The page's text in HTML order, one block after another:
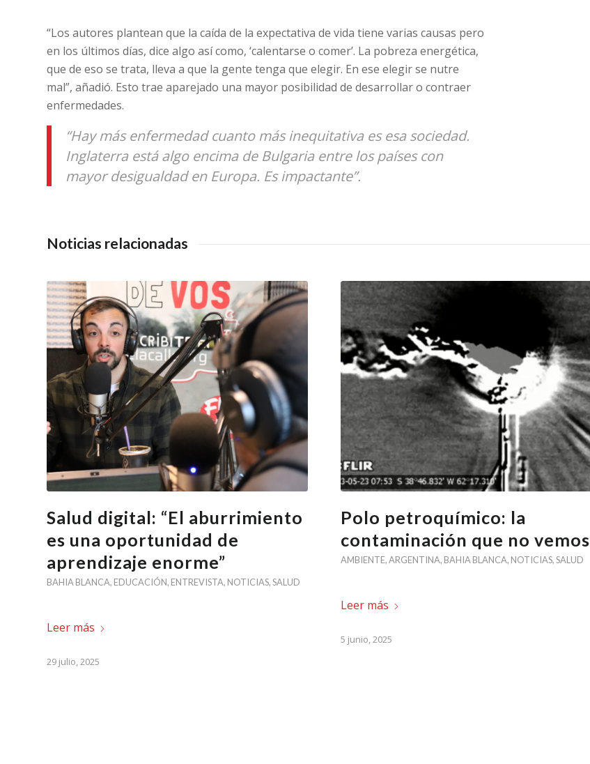
“Los autores plantean que la caída de la expectativa de vida tiene varias causas pero
en los últimos días, dice algo así como, ‘calentarse o comer’. La pobreza energética,
que de eso se trata, lleva a que la gente tenga que elegir. En ese elegir se nutre
mal”, añadió. Esto trae aparejado una mayor posibilidad de desarrollar o contraer
enfermedades.
“Hay más enfermedad cuanto más inequitativa es esa sociedad.
Inglaterra está algo encima de Bulgaria entre los países con
mayor desigualdad en Europa. Es impactante”.
Noticias relacionadas
Salud digital: “El aburrimiento
es una oportunidad de
aprendizaje enorme”
BAHIA BLANCA, EDUCACIÓN, ENTREVISTA, NOTICIAS,SALUD
Leer más
29 julio, 2025
Polo petroquímico: la
contaminación que no vemos
AMBIENTE,ARGENTINA, BAHIA BLANCA, NOTICIAS,SALUD
Leer más
5 junio, 2025